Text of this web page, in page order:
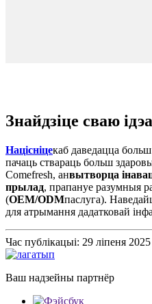
Знайдзіце сваю
Націсніцекаб даведацца больш
пачаць ствараць больш
Comefresh, анвытворца
прылад, прапануе разумныя
(OEM/ODMпаслуга).
для атрымання дадатковай
Час публікацыі: 29 ліпеня 2025
Ваш надзейны партнёр